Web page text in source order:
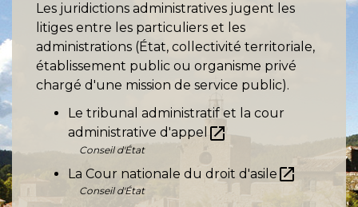
Les juridictions administratives jugent les
litiges entre les particuliers et les
administrations (État, collectivité territoriale,
établissement public ou organisme privé
chargé d'une mission de service public).
Le tribunal administratif et la cour
administrative d'appel open_in_new
Conseil d'État
La Cour nationale du droit d'asile open_in_new
Conseil d'État